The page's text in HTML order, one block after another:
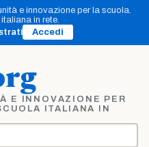
e innovazione per la scuola.
in rete.
Accedi
E INNOVAZIONE PER
ITALIANA IN